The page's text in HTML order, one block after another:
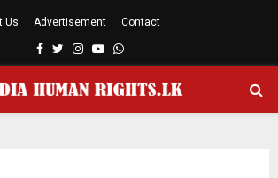
Us Advertisement Contact
Facebook
TwitterInstagram
YoutubeWhatsapp